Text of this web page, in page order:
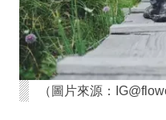
（圖片來源：